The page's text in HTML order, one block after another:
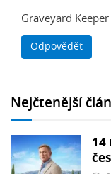
Graveyard
Odpovědět
Nejčtenější
14